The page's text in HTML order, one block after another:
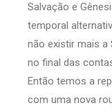
Salvação e
temporal
não existir mais a
no final das
Então temos a
com uma nova